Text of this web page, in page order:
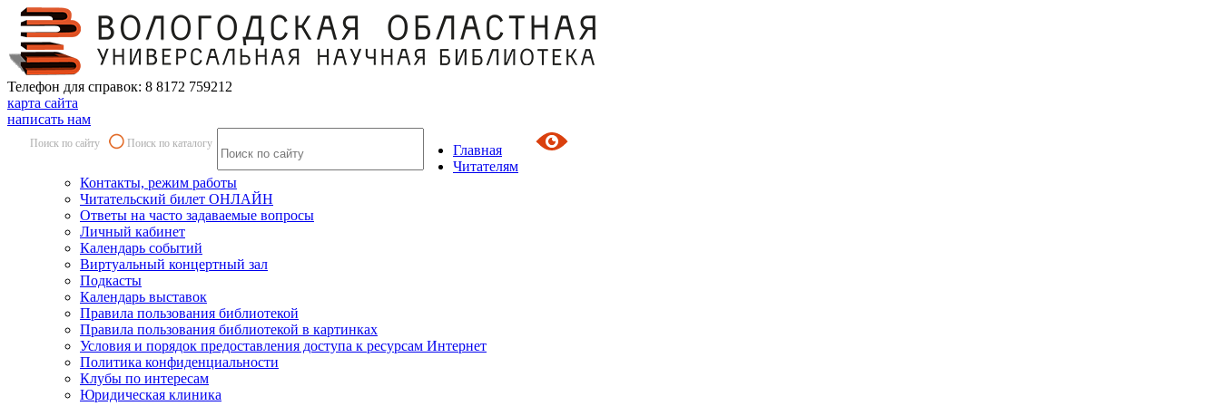
Телефон для справок: 8 8172 759212
карта сайта
написать нам
Поиск по сайту Поиск по каталогу
Главная
Читателям
Контакты, режим работы
Читательский билет ОНЛАЙН
Ответы на часто задаваемые вопросы
Личный кабинет
Календарь событий
Виртуальный концертный зал
Подкасты
Календарь выставок
Правила пользования библиотекой
Правила пользования библиотекой в картинках
Условия и порядок предоставления доступа к ресурсам Интернет
Политика конфиденциальности
Клубы по интересам
Юридическая клиника